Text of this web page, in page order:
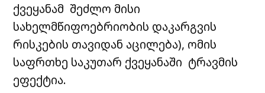
ქვეყანამ შეძლო მისი
სახელმწიფოებრიობის დაკარგვის
რისკების თავიდან აცილება), ომის
საფრთხე საკუთარ ქვეყანაში ტრავმის
ეფექტია.